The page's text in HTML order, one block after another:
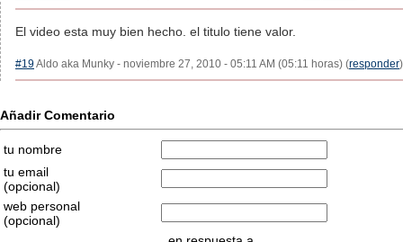
El video esta muy bien hecho. el titulo tiene valor.
#19Aldo aka Munky - noviembre 27, 2010 - 05:11 AM (05:11 horas) (responder)
Añadir Comentario
tu nombre
tu email
(opcional)
web personal
(opcional)